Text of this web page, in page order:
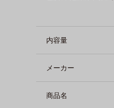
内容量
メーカー
商品名